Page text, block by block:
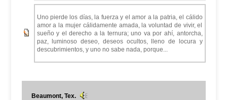
Uno pierde los días, la fuerza y el amor a la patria, el cálido
amor a la mujer cálidamente amada, la voluntad de vivir, el
sueño y el derecho a la ternura; uno va por ahí, antorcha,
paz, luminoso deseo, deseos ocultos, lleno de locura y
descubrimientos, y uno no sabe nada, porque...
Beaumont, Tex.